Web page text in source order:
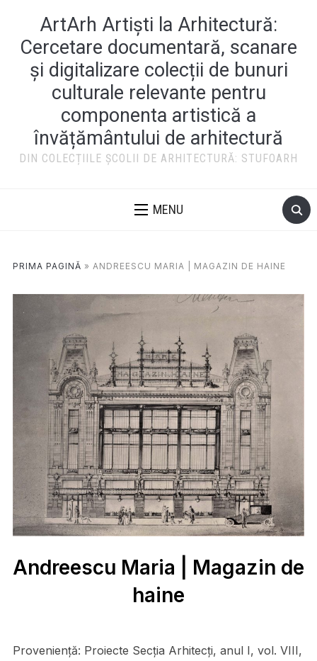
ArtArh Artiști la Arhitectură:
Cercetare documentară, scanare
și digitalizare colecții de bunuri
culturale relevante pentru
componenta artistică a
învățământului de arhitectură
DIN COLECȚIILE ȘCOLII DE ARHITECTURĂ: STUFOARH
MENU
PRIMA PAGINĂ » ANDREESCU MARIA | MAGAZIN DE HAINE
Andreescu Maria | Magazin de
haine
Proveniență: Proiecte Secția Arhitecți, anul I, vol. VIII,